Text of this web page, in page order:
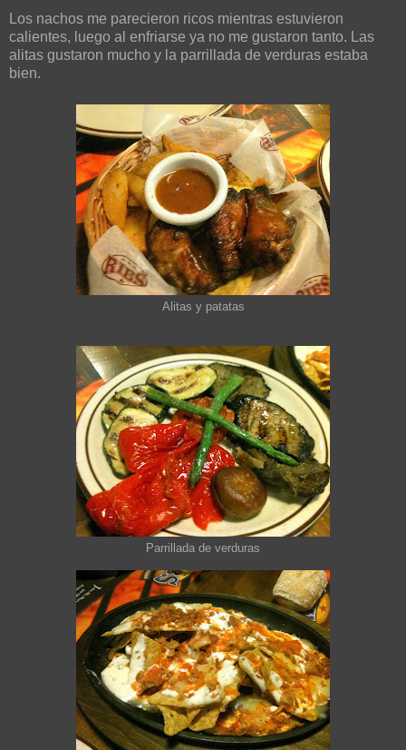
Los nachos me parecieron ricos mientras estuvieron
calientes, luego al enfriarse ya no me gustaron tanto. Las
alitas gustaron mucho y la parrillada de verduras estaba
bien.
Alitas y patatas
Parrillada de verduras